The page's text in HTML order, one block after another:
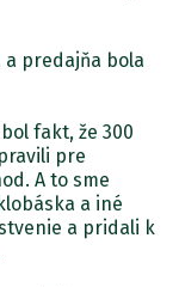
a predajňa bola
fakt, že 300
pre
A to sme
a iné
a pridali k